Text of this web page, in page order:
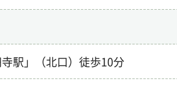
駅」（北口）徒歩10分